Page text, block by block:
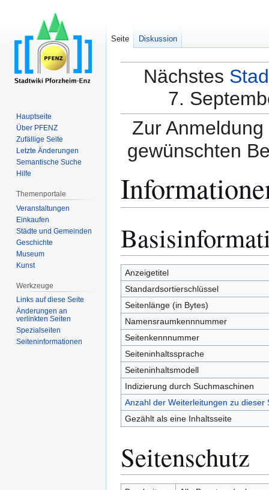
Nächstes
7.
Zur
gewünschten
Navigation
Suche
Anzeigetitel
Standardsortierschlüssel
Seitenlänge (in Bytes)
Namensraumkennnummer
Seitenkennnummer
Seiteninhaltssprache
Seiteninhaltsmodell
Indizierung durch Suchmaschinen
Anzahl der Weiterleitungen zu dieser
Gezählt als eine Inhaltsseite
Seitenschutz
Seite Diskussion
Hauptseite
Über PFENZ
Zufällige Seite
Letzte Änderungen
Semantische Suche
Hilfe
Themenportale
Veranstaltungen
Einkaufen
Städte und Gemeinden
Geschichte
Museum
Kunst
Werkzeuge
Links auf diese Seite
Änderungen an
verlinkten Seiten
Spezialseiten
Seiten­­informationen